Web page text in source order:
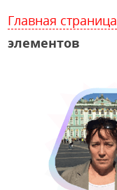
Главная страница
элементов